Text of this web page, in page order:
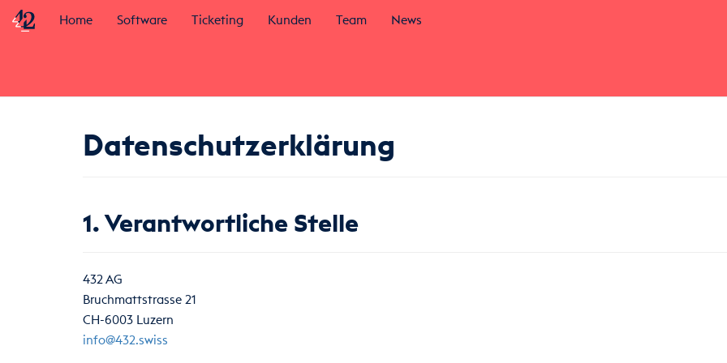
Home Software Ticketing Kunden Team News
Datenschutzerklärung
1. Verantwortliche Stelle
432 AG
Bruchmattstrasse 21
CH-6003 Luzern
info@432.swiss